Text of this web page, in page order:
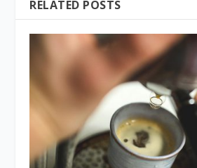
RELATED POSTS